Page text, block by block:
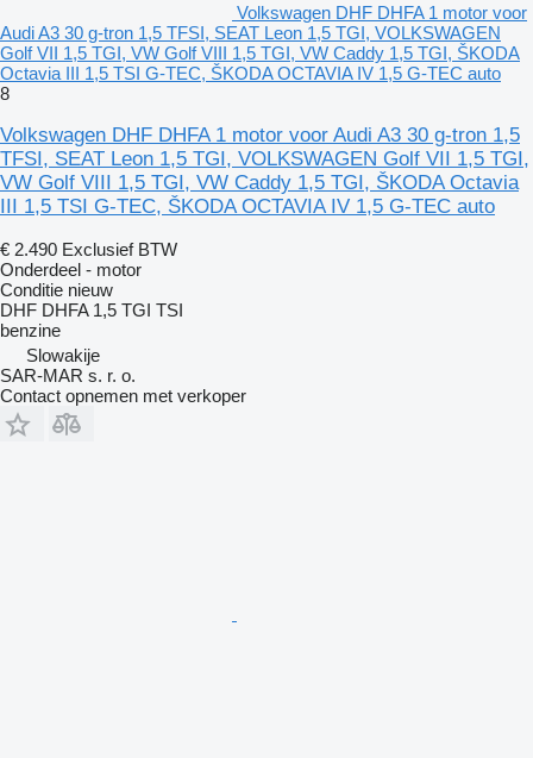
Volkswagen DHF DHFA 1 motor voor
Audi A3 30 g-tron 1,5 TFSI, SEAT Leon 1,5 TGI, VOLKSWAGEN
Golf VII 1,5 TGI, VW Golf VIII 1,5 TGI, VW Caddy 1,5 TGI, ŠKODA
Octavia III 1,5 TSI G-TEC, ŠKODA OCTAVIA IV 1,5 G-TEC auto
8
Volkswagen DHF DHFA 1 motor voor Audi A3 30 g-tron 1,5
TFSI, SEAT Leon 1,5 TGI, VOLKSWAGEN Golf VII 1,5 TGI,
VW Golf VIII 1,5 TGI, VW Caddy 1,5 TGI, ŠKODA Octavia
III 1,5 TSI G-TEC, ŠKODA OCTAVIA IV 1,5 G-TEC auto
€ 2.490 Exclusief BTW
Onderdeel - motor
Conditie nieuw
DHF DHFA 1,5 TGI TSI
benzine
Slowakije
SAR-MAR s. r. o.
Contact opnemen met verkoper